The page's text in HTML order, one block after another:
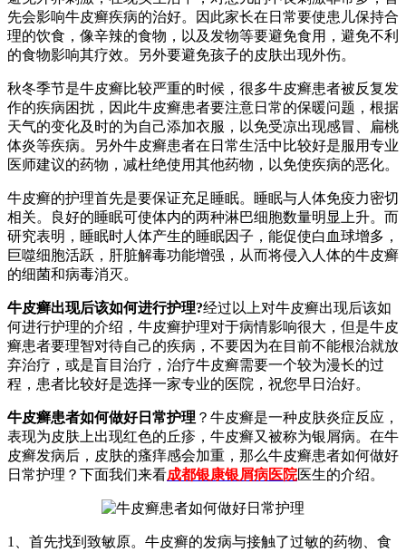
先会影响牛皮癣疾病的治好。因此家长在日常要使患儿保持合
理的饮食，像辛辣的食物，以及发物等要避免食用，避免不利
的食物影响其疗效。另外要避免孩子的皮肤出现外伤。
秋冬季节是牛皮癣比较严重的时候，很多牛皮癣患者被反复发
作的疾病困扰，因此牛皮癣患者要注意日常的保暖问题，根据
天气的变化及时的为自己添加衣服，以免受凉出现感冒、扁桃
体炎等疾病。另外牛皮癣患者在日常生活中比较好是服用专业
医师建议的药物，减杜绝使用其他药物，以免使疾病的恶化。
牛皮癣的护理首先是要保证充足睡眠。睡眠与人体免疫力密切
相关。良好的睡眠可使体内的两种淋巴细胞数量明显上升。而
研究表明，睡眠时人体产生的睡眠因子，能促使白血球增多，
巨噬细胞活跃，肝脏解毒功能增强，从而将侵入人体的牛皮癣
的细菌和病毒消灭。
牛皮癣出现后该如何进行护理?经过以上对牛皮癣出现后该如
何进行护理的介绍，牛皮癣护理对于病情影响很大，但是牛皮
癣患者要理智对待自己的疾病，不要因为在目前不能根治就放
弃治疗，或是盲目治疗，治疗牛皮癣需要一个较为漫长的过
程，患者比较好是选择一家专业的医院，祝您早日治好。
牛皮癣患者如何做好日常护理 ？牛皮癣是一种皮肤炎症反应，
表现为皮肤上出现红色的丘疹，牛皮癣又被称为银屑病。在牛
皮癣发病后，皮肤的瘙痒感会加重，那么牛皮癣患者如何做好
日常护理？下面我们来看成都银康银屑病医院医生的介绍。
1、首先找到致敏原。牛皮癣的发病与接触了过敏的药物、食